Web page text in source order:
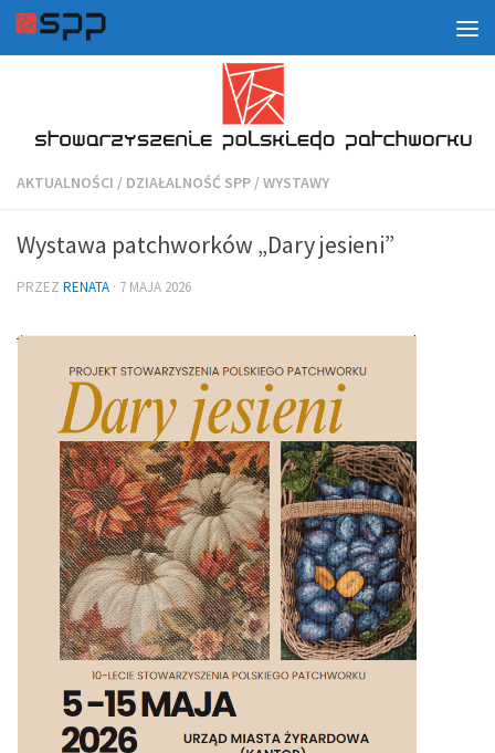
AKTUALNOŚCI / DZIAŁALNOŚĆ SPP /WYSTAWY
Wystawa patchworków „Dary jesieni”
PRZEZ RENATA · 7 MAJA 2026